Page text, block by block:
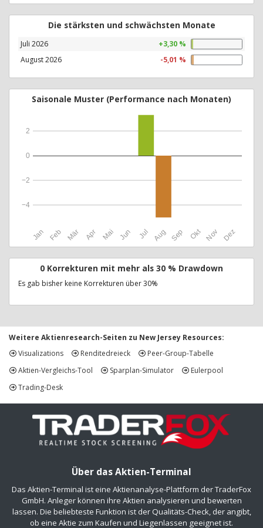
Die stärksten und schwächsten Monate
Juli 2026
+3,30 %
August 2026
-5,01 %
Saisonale Muster (Performance nach Monaten)
Jan Feb Mär Apr Mai Jun Jul Aug Sep Okt Nov Dez
−4
−2
0
2
0 Korrekturen mit mehr als 30 % Drawdown
Es gab bisher keine Korrekturen über 30%
Weitere Aktienresearch-Seiten zu New Jersey Resources:
Visualizations
Renditedreieck
Peer-Group-Tabelle
Aktien-Vergleichs-Tool
Sparplan-Simulator
Eulerpool
Trading-Desk
Über das Aktien-Terminal
Das Aktien-Terminal ist eine Aktienanalyse-Plattform der TraderFox
GmbH. Anleger können ihre Aktien analysieren und bewerten
lassen. Die beliebteste Funktion ist der Qualitäts-Check, der angibt,
ob eine Aktie zum Kaufen und Liegenlassen geeignet ist.